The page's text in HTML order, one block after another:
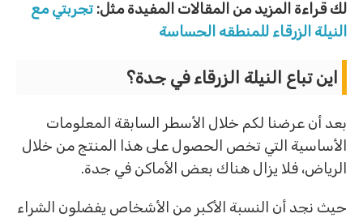
لك قراءة المزيد من المقالات المفيدة مثل: تجربتي مع
النيلة الزرقاء للمنطقه الحساسة
اين تباع النيلة الزرقاء في جدة؟
بعد أن عرضنا لكم خلال الأسطر السابقة المعلومات
الأساسية التي تخص الحصول على هذا المنتج من خلال
الرياض، فلا يزال هناك بعض الأماكن في جدة.
حيث نجد أن النسبة الأكبر من الأشخاص يفضلون الشراء